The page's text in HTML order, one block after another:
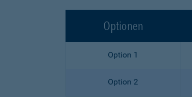
Optionen
Option 1
Option 2